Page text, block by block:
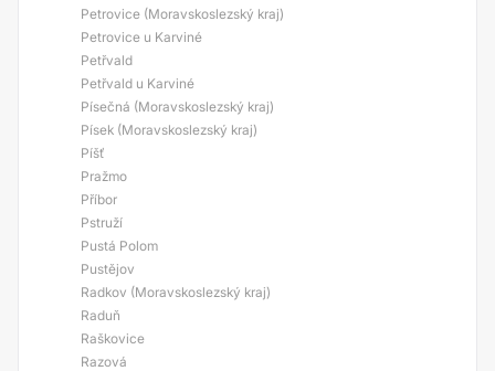
Petrovice (Moravskoslezský kraj)
Petrovice u Karviné
Petřvald
Petřvald u Karviné
Písečná (Moravskoslezský kraj)
Písek (Moravskoslezský kraj)
Píšť
Pražmo
Příbor
Pstruží
Pustá Polom
Pustějov
Radkov (Moravskoslezský kraj)
Raduň
Raškovice
Razová